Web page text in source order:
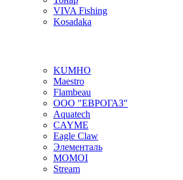
VIVA Fishing
Kosadaka
KUMHO
Maestro
Flambeau
ООО "ЕВРОГАЗ"
Aquatech
CAYME
Eagle Claw
Элементаль
MOMOI
Stream